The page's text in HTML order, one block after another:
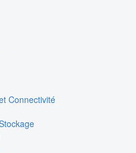
Connectivité